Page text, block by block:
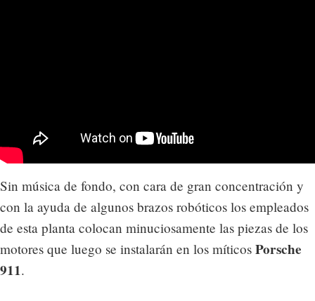
Sin música de fondo, con cara de gran concentración y
con la ayuda de algunos brazos robóticos los empleados
de esta planta colocan minuciosamente las piezas de los
motores que luego se instalarán en los míticos Porsche
911.